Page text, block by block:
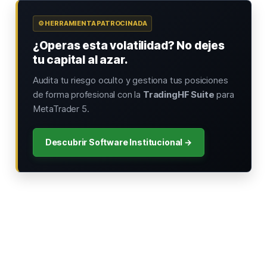
⚙️ HERRAMIENTA PATROCINADA
¿Operas esta volatilidad? No dejes
tu capital al azar.
Audita tu riesgo oculto y gestiona tus posiciones
de forma profesional con la TradingHF Suite para
MetaTrader 5.
Descubrir Software Institucional →